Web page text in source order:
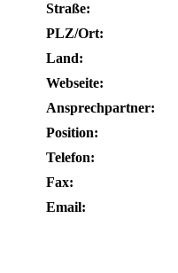
Straße:
PLZ/Ort:
Land:
Webseite:
Ansprechpartner:
Position:
Telefon:
Fax:
Email: